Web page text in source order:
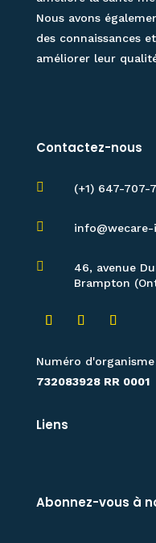
Nous avons
des connaissances
améliorer leur
Contactez-nous
 (+1) 647-707-


46, avenue
Brampton
Numéro
732083928 RR 0001
Liens
Abonnez-vous à